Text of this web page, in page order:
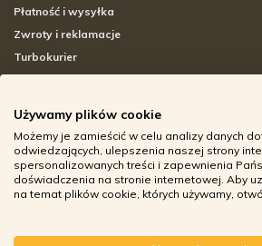
Płatność i wysyłka
Zwroty i reklamacje
Turbokurier
Adresy sklepów stacjonarnych
Godziny otwarcia sklepów
Aplikacja zoozone.pl
Zwroty i reklamacje
Używamy plików cookie
Możemy je zamieścić w celu analizy danych
odwiedzających, ulepszenia naszej strony
spersonalizowanych treści i zapewnienia
doświadczenia na stronie internetowej. Aby
na temat plików cookie, których używamy,